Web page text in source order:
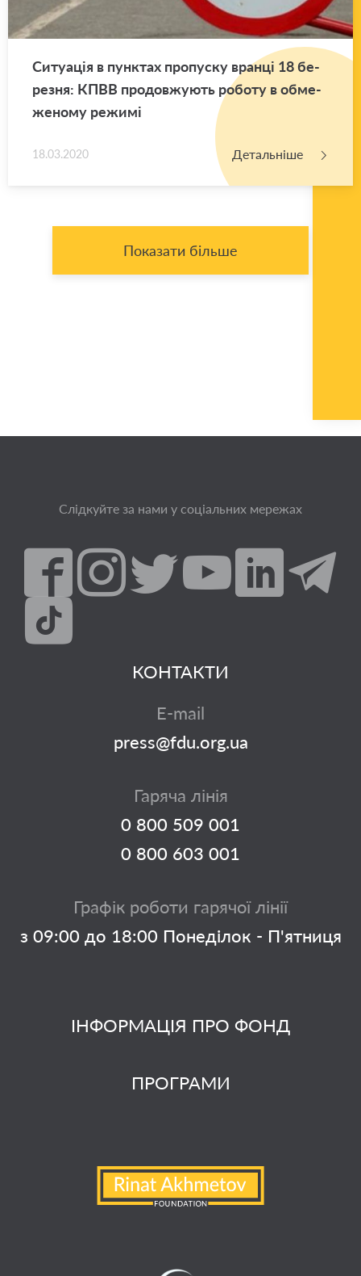
Си­ту­а­ція в пун­ктах про­пу­ску вран­ці 18 бе­
ре­зня: КПВВ про­дов­жу­ють ро­бо­ту в обме­
же­но­му ре­жи­мі
18.03.2020 Детальніше
Показати більше
Слідкуйте за нами у соціальних мережах
ІНФОРМАЦІЯ ПРО ФОНД
ПРОГРАМИ
КОНТАКТИ
E-mail
press@fdu.org.ua
Гаряча лінія
0 800 509 001
0 800 603 001
Графік роботи гарячої лінії
з 09:00 до 18:00 Понеділок - П'ятниця